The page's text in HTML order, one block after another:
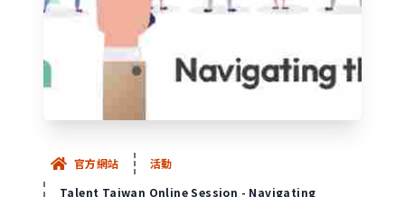
官方網站
活動
Talent Taiwan Online Session - Navigating